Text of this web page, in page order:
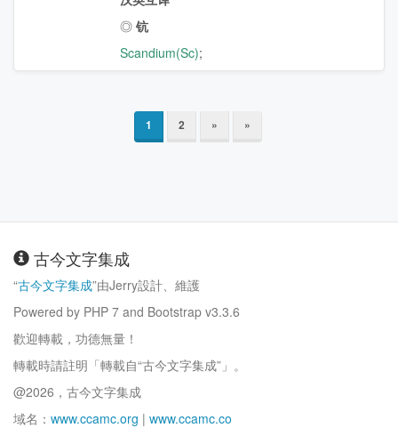
◎ 钪
Scandium(Sc);
1 2 » »
古今文字集成
“古今文字集成”由Jerry設計、維護
Powered by PHP 7 and Bootstrap v3.3.6
歡迎轉載，功德無量！
轉載時請註明「轉載自“古今文字集成”」。
@2026，古今文字集成
域名： www.ccamc.org | www.ccamc.co